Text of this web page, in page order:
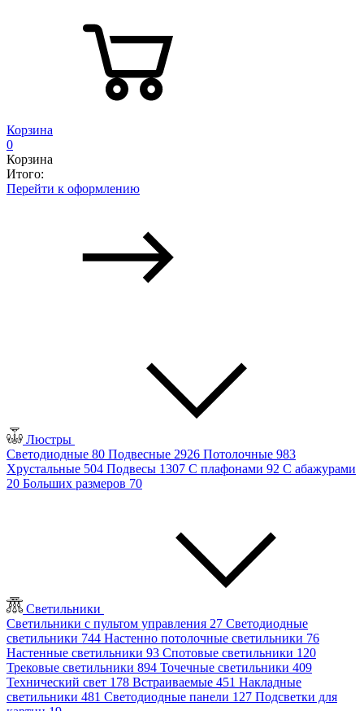
Корзина
0
Корзина
Итого:
Перейти к оформлению
Люстры
Светодиодные 80 Подвесные 2926 Потолочные 983
Хрустальные 504 Подвесы 1307 С плафонами 92 С абажурами
20 Больших размеров 70
Светильники
Светильники с пультом управления 27 Светодиодные
светильники 744 Настенно потолочные светильники 76
Настенные светильники 93 Спотовые светильники 120
Трековые светильники 894 Точечные светильники 409
Технический свет 178 Встраиваемые 451 Накладные
светильники 481 Светодиодные панели 127 Подсветки для